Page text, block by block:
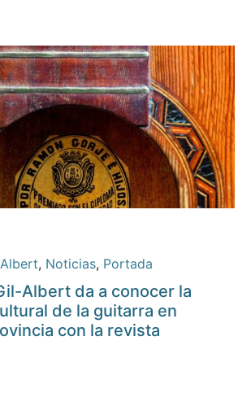
, Noticias, Portada
Albert da a conocer la
de la guitarra en
con la revista